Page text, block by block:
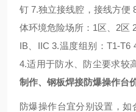
钉 7.独立接线腔，接线方便
体环境危险场所：1区、2区
IB、IIC 3.温度组别：T1-
4.适用于防水、防尘要求较
制作、钢板焊接防爆操作台
防爆操作台宜分别设置，